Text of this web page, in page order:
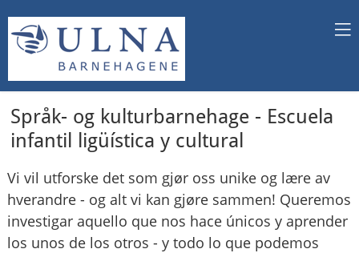
Språk- og kulturbarnehage - Escuela
infantil ligüística y cultural
Vi vil utforske det som gjør oss unike og lære av
hverandre - og alt vi kan gjøre sammen! Queremos
investigar aquello que nos hace únicos y aprender
los unos de los otros - y todo lo que podemos